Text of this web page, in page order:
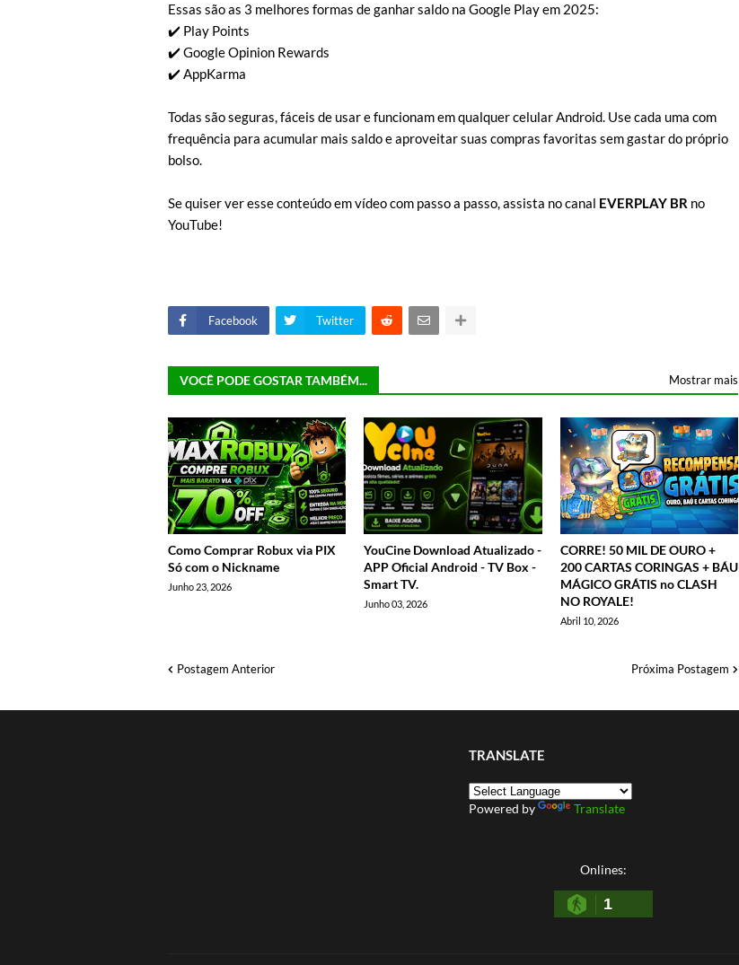
Essas são as 3 melhores formas de ganhar saldo na Google Play em 2025:
✔️ Play Points
✔️ Google Opinion Rewards
✔️ AppKarma
Todas são seguras, fáceis de usar e funcionam em qualquer celular Android. Use cada uma com
frequência para acumular mais saldo e aproveitar suas compras favoritas sem gastar do próprio
bolso.
Se quiser ver esse conteúdo em vídeo com passo a passo, assista no canal EVERPLAY BR no
YouTube!
Facebook Twitter
VOCÊ PODE GOSTAR TAMBÉM... Mostrar mais
Como Comprar Robux via PIX
Só com o Nickname
Junho 23, 2026
YouCine Download Atualizado -
APP Oficial Android - TV Box -
Smart TV.
Junho 03, 2026
CORRE! 50 MIL DE OURO +
200 CARTAS CORINGAS + BÁU
MÁGICO GRÁTIS no CLASH
NO ROYALE!
Abril 10, 2026
Postagem Anterior Próxima Postagem
TRANSLATE
Powered by Translate
Onlines:
1